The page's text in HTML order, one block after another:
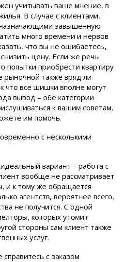
учитывать ваше мнение, в
В случае с клиентами,
завышенную
много времени и нервов
что вы не ошибаетесь,
цену. Если же речь
попытки приобрести квартиру
рыночной также вряд ли
что все шишки вполне могут
вывод – обе категории
к вашим советам,
им помочь.
с несколькими
вариант – работа с
вообще не рассматривает
и к тому же обращается
агентств, вероятнее всего,
не получится. С одной
которых утомит
стороны сам клиент также
услуг.
с заказом